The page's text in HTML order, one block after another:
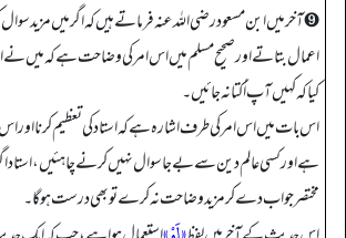
➒ آخر میں ابن مسعود رضی اللہ عنہ فرماتے ہیں کہ اگر میں مزید
اعمال بتاتے اور صحیح مسلم میں اس امر کی وضاحت ہے کہ میں نے
کیا کہ کہیں آپ اُکتا نہ جائیں۔
اس بات میں اس امر کی طرف اشارہ ہے کہ استاد کی تعظیم کرنا اور
ہے اور کسی عالم دین سے بے جا سوال نہیں کرنے چاہئیں، استاد
مختصر جواب دے کر مزید وضاحت نہ کرے تو بھی درست ہو گا۔